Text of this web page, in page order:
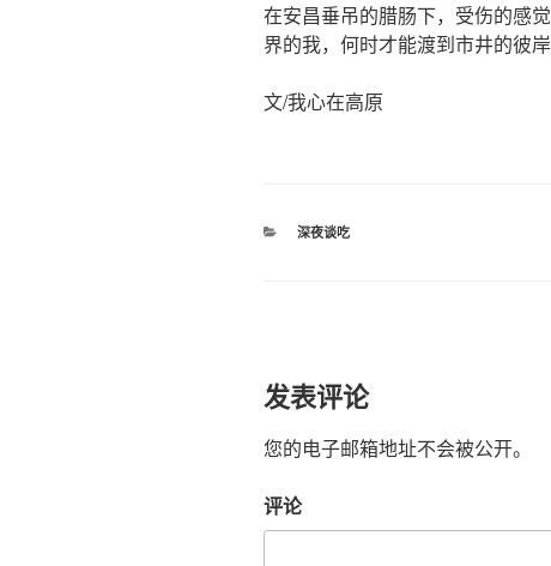
在安昌垂吊的腊肠下，受伤的感
界的我，何时才能渡到市井的彼岸
文/我心在高原
分
深夜谈吃
发表评论
您的电子邮箱地址不会被公开。
评论